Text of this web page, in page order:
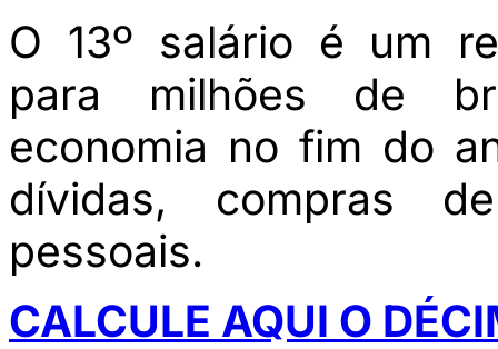
O 13º salário é um
para milhões de
economia no fim do
dívidas, compras
pessoais.
CALCULE AQUI O